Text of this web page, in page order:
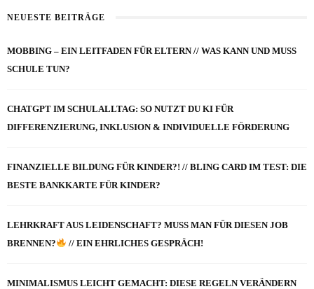
NEUESTE BEITRÄGE
MOBBING – EIN LEITFADEN FÜR ELTERN // WAS KANN UND MUSS
SCHULE TUN?
CHATGPT IM SCHULALLTAG: SO NUTZT DU KI FÜR
DIFFERENZIERUNG, INKLUSION & INDIVIDUELLE FÖRDERUNG
FINANZIELLE BILDUNG FÜR KINDER?! // BLING CARD IM TEST: DIE
BESTE BANKKARTE FÜR KINDER?
LEHRKRAFT AUS LEIDENSCHAFT? MUSS MAN FÜR DIESEN JOB
BRENNEN?
// EIN EHRLICHES GESPRÄCH!
MINIMALISMUS LEICHT GEMACHT: DIESE REGELN VERÄNDERN